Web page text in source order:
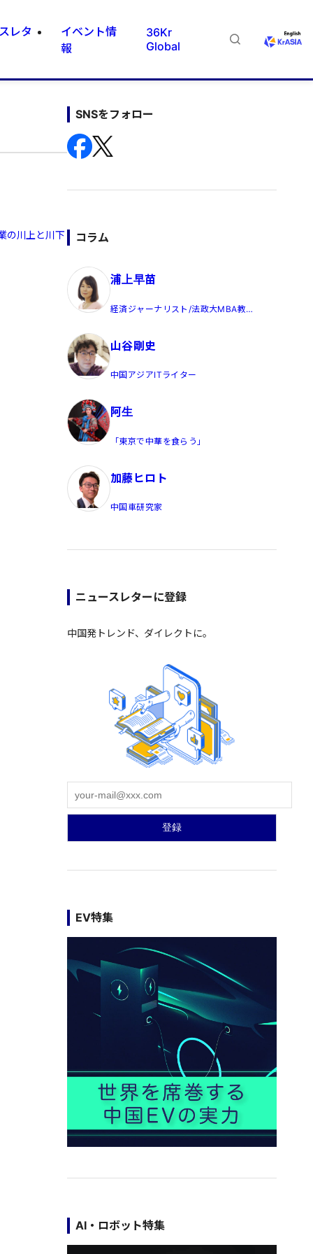
レタ
イベント情
報
36Kr
Global
の川上と川下
SNSをフォロー
コラム
浦上早苗
経済ジャーナリスト/法政大MBA教
山谷剛史
中国アジアITライター
阿生
「東京で中華を食らう」
加藤ヒロト
中国車研究家
ニュースレターに登録
中国発トレンド、ダイレクトに。
EV特集
AI・ロボット特集